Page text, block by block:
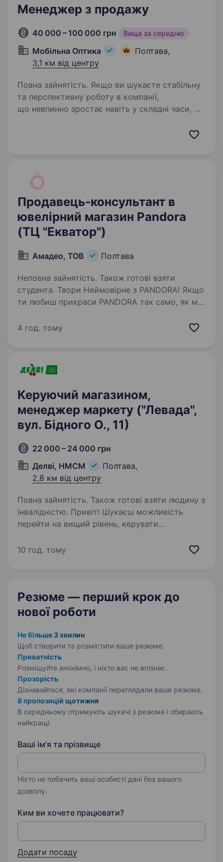
Менеджер з продажу
40 000 – 100 000 грн Вища за середню
Мобільна Оптика
Полтава,
3,1 км від центру
Повна зайнятість. Якщо ви шукаєте стабільну
та перспективну роботу в компанії,
що невпинно зростає навіть у складні часи, —
Продавець-консультант в
ювелірний магазин Pandora
(ТЦ "Екватор")
Амадео, ТОВ Полтава
Неповна зайнятість. Також готові взяти
студента. Твори Неймовірне з PANDORA! Якщо
ти любиш прикраси PANDORA так само, як ми,
персональним ювелірним стилістом для наших
4 год. тому
Керуючий магазином,
менеджер маркету ("Левада",
вул. Бідного О., 11)
22 000 – 24 000 грн
Делві, НМСМ
Полтава,
2,8 км від центру
Повна зайнятість. Також готові взяти людину з
інвалідністю. Привіт! Шукаєш можливість
перейти на вищий рівень, керувати
завдань великих супермаркетів? Або,
10 год. тому
Резюме — перший крок до
нової роботи
Не більше 3 хвилин
Щоб створити та розмістити ваше резюме.
Приватність
Розміщуйте анонімно, і ніхто вас не впізнає.
Прозорість
Дізнавайтеся, які компанії переглядали ваше резюме.
8 пропозицій щотижня
В середньому отримують шукачі з резюме і обирають
найкращі.
Ваші ім'я та прізвище
Ніхто не побачить ваші особисті дані без вашого
дозволу.
Ким ви хочете працювати?
Додати посаду